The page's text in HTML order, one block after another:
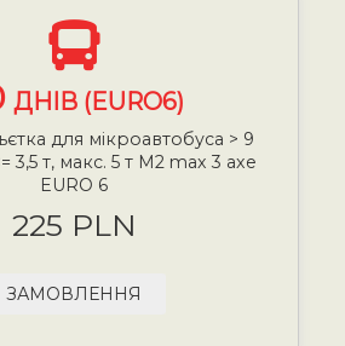
ДНІВ (EURO6)
для мікроавтобуса > 9
3,5 т, макс. 5 т М2 max 3 axe
EURO 6
225 PLN
ЗАМОВЛЕННЯ